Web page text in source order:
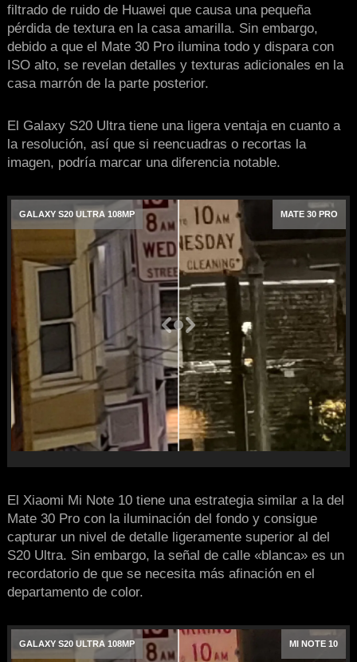
filtrado de ruido de Huawei que causa una pequeña
pérdida de textura en la casa amarilla. Sin embargo,
debido a que el Mate 30 Pro ilumina todo y dispara con
ISO alto, se revelan detalles y texturas adicionales en la
casa marrón de la parte posterior.
El Galaxy S20 Ultra tiene una ligera ventaja en cuanto a
la resolución, así que si reencuadras o recortas la
imagen, podría marcar una diferencia notable.
GALAXY S20 ULTRA 108MP MATE 30 PRO
El Xiaomi Mi Note 10 tiene una estrategia similar a la del
Mate 30 Pro con la iluminación del fondo y consigue
capturar un nivel de detalle ligeramente superior al del
S20 Ultra. Sin embargo, la señal de calle «blanca» es un
recordatorio de que se necesita más afinación en el
departamento de color.
GALAXY S20 ULTRA 108MP MI NOTE 10